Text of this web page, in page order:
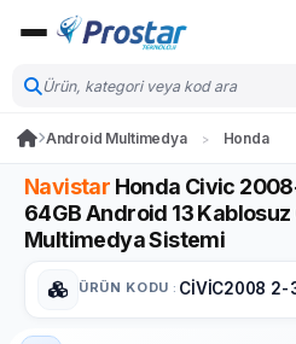
Android Multimedya Honda
Navistar Honda Civic 2008-2015 Model 2GB +
64GB Android 13
Multimedya Sistemi
ÜRÜN KODU : CİVİC2008 2-